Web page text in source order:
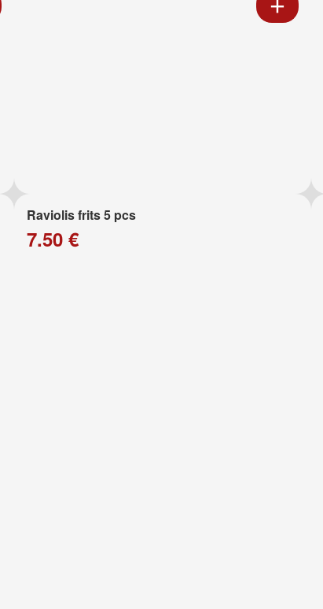
Raviolis frits 5 pcs
7.50 €